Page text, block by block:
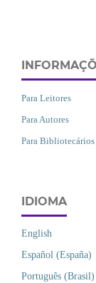
Para Leitores
Para Autores
Para Bibliotecários
IDIOMA
English
Español (España)
Português (Brasil)